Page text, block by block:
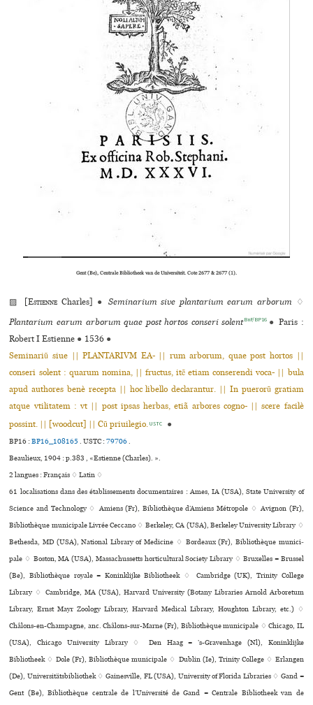
Gent (Be), Centrale Bibliotheek van de Universiteit. Cote 2677 & 2677 (1).
▨ [Estienne Charles] ● Seminarium sive plantarium earum arborum ♢
Plantarium earum arborum quae post hortos conseri solentBnF/BP16 ● Paris :
Robert I Estienne ● 1536 ●
Seminariũ siue || PLANTARIVM EA- || rum arborum, quae post hortos ||
conseri solent : quarum nomina, || fructus, itẽ etiam conserendi voca- || bula
apud authores benè recepta || hoc libello declarantur. || In puerorũ gratiam
atque vtilitatem : vt || post ipsas herbas, etiã arbores cogno- || scere facilè
possint. || [woodcut] || Cũ priuilegio. USTC ●
BP16 :BP16_108165 .USTC :79706.
Beaulieux, 1904 : p.383 , «Estienne (Charles). ».
2 langues :Français ♢Latin ♢
61 localisations dans des établissements documentaires : Ames, IA (USA), State University of
Science and Technology ♢ Amiens (Fr), Bibliothèque d’Amiens Métropole ♢ Avignon (Fr),
Bibliothèque muni­ci­pale Livrée Ceccano ♢ Berkeley, CA (USA), Berkeley University Library ♢
Bethesda, MD (USA), National Library of Medicine ♢ Bordeaux (Fr), Bibliothèque muni­ci­
pale ♢ Boston, MA (USA), Massachussetts hor­ti­cultu­ral Society Library ♢ Bruxelles = Brussel
(Be), Bibliothèque royale = Koninklijke Bibliotheek ♢ Cambridge (UK), Trinity College
Library ♢ Cambridge, MA (USA), Harvard University (Botany Libraries Arnold Arboretum
Library, Ernst Mayr Zoology Library, Harvard Medical Library, Houghton Library, etc.) ♢
Châlons-en-Champagne, anc. Châlons-sur-Marne (Fr), Bibliothèque muni­ci­pale ♢ Chicago, IL
(USA), Chicago University Library ♢ Den Haag = ’s-Gravenhage (Nl), Koninklijke
Bibliotheek ♢ Dole (Fr), Bibliothèque muni­ci­pale ♢ Dublin (Ie), Trinity College ♢ Erlangen
(De), Universitätsbibliothek ♢ Gainesville, FL (USA), University of Florida Libraries ♢ Gand =
Gent (Be), Bibliothèque centrale de l’Université de Gand = Centrale Bibliotheek van de